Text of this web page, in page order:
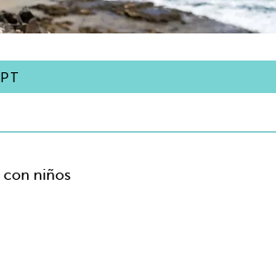
con niños